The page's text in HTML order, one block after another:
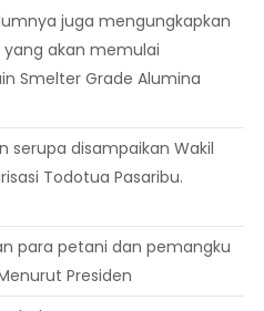
juga mengungkapkan
akan memulai
Smelter Grade Alumina
serupa disampaikan Wakil
Todotua Pasaribu.
para petani dan pemangku
Presiden